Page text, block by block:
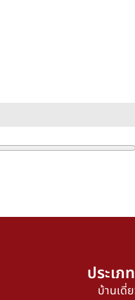
ประเ
บ้านเดี่